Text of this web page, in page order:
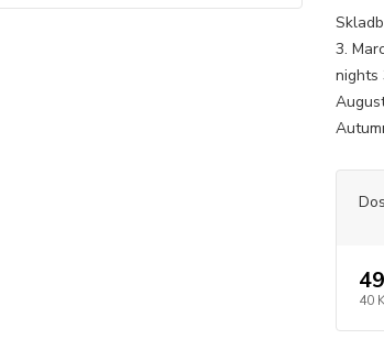
3.
nights
40